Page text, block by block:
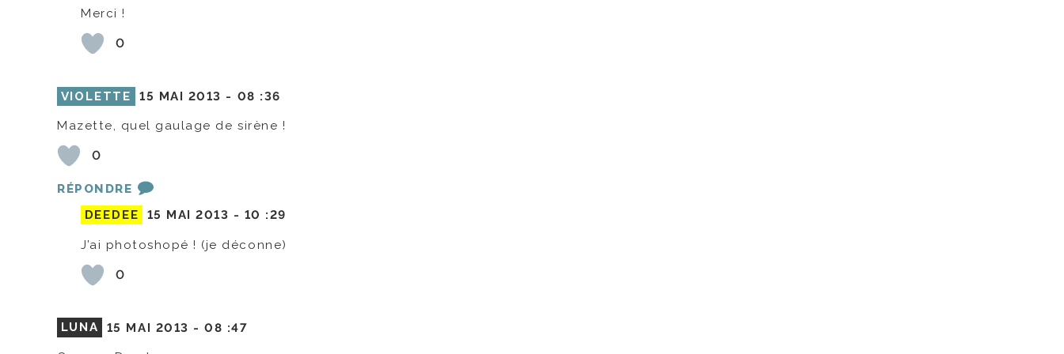
Merci !
0
VIOLETTE 15 MAI 2013 - 08 :36
Mazette, quel gaulage de sirène !
0
RÉPONDRE
DEEDEE
15 MAI 2013 - 10 :29
J’ai photoshopé ! (je déconne)
0
LUNA 15 MAI 2013 -08 :47